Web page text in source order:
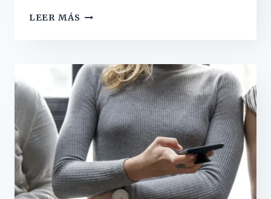
LEER MÁS ESTRATEGIAS
DIFÍCILES
EN
NAVIDAD
Y
AÑO
NUEVO